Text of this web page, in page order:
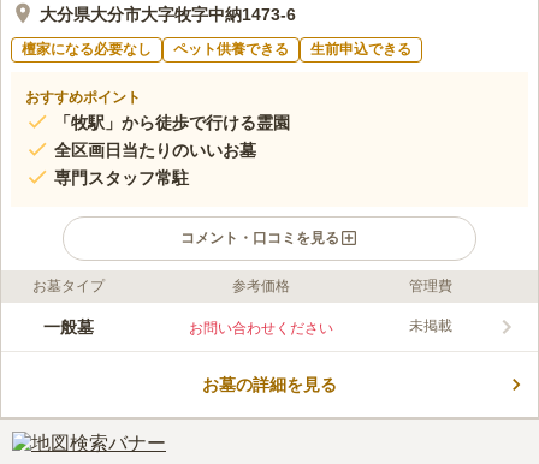
大分県大分市大字牧字中納1473-6
檀家になる必要なし ペット供養できる 生前申込できる
おすすめポイント
「牧駅」から徒歩で行ける霊園
全区画日当たりのいいお墓
専門スタッフ常駐
コメント・口コミを見る
ライフドット編集部のコメント
全区画日当たりのがいい設計で、自然にも恵まれており、明るい
なのでどなたでもお参りしやすい環境に整備されています。遠方
ることも可能です。
口コミ評価
お墓タイプ 参考価格 管理費
一般墓 お問い合わせください 未掲載
お墓の詳細を見る